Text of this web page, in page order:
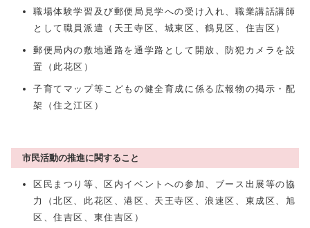
職場体験学習及び郵便局見学への受け入れ、職業講話講師
として職員派遣（天王寺区、城東区、鶴見区、住吉区）
郵便局内の敷地通路を通学路として開放、防犯カメラを設
置（此花区）
子育てマップ等こどもの健全育成に係る広報物の掲示・配
架（住之江区）
市民活動の推進に関すること
区民まつり等、区内イベントへの参加、ブース出展等の協
力（北区、此花区、港区、天王寺区、浪速区、東成区、旭
区、住吉区、東住吉区）